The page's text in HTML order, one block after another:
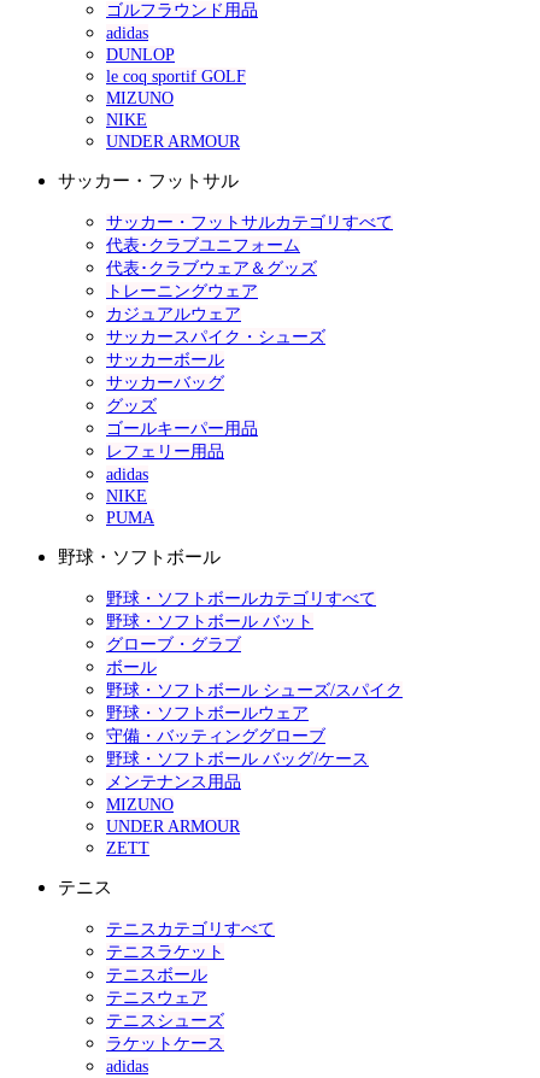
ゴルフラウンド用品
adidas
DUNLOP
le coq sportif GOLF
MIZUNO
NIKE
UNDER ARMOUR
サッカー・フットサル
サッカー・フットサルカテゴリすべて
代表･クラブユニフォーム
代表･クラブウェア＆グッズ
トレーニングウェア
カジュアルウェア
サッカースパイク・シューズ
サッカーボール
サッカーバッグ
グッズ
ゴールキーパー用品
レフェリー用品
adidas
NIKE
PUMA
野球・ソフトボール
野球・ソフトボールカテゴリすべて
野球・ソフトボール バット
グローブ・グラブ
ボール
野球・ソフトボール シューズ/スパイク
野球・ソフトボールウェア
守備・バッティンググローブ
野球・ソフトボール バッグ/ケース
メンテナンス用品
MIZUNO
UNDER ARMOUR
ZETT
テニス
テニスカテゴリすべて
テニスラケット
テニスボール
テニスウェア
テニスシューズ
ラケットケース
adidas